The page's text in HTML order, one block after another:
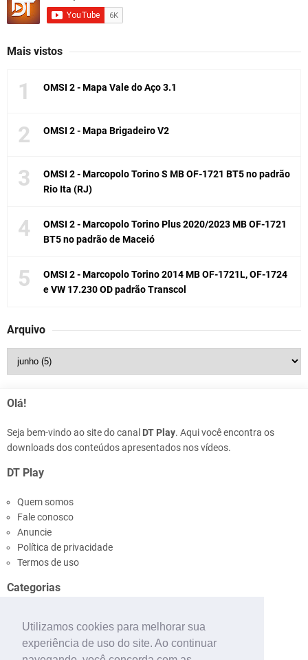
Utilizamos cookies para melhorar sua
experiência de uso do site. Ao continuar
Mais vistos
OMSI 2 - Mapa Vale do Aço 3.1
OMSI 2 - Mapa Brigadeiro V2
OMSI 2 - Marcopolo Torino S MB OF-1721 BT5 no padrão
Rio Ita (RJ)
OMSI 2 - Marcopolo Torino Plus 2020/2023 MB OF-1721
BT5 no padrão de Maceió
OMSI 2 - Marcopolo Torino 2014 MB OF-1721L, OF-1724
e VW 17.230 OD padrão Transcol
Arquivo
Olá!
Seja bem-vindo ao site do canal DT Play. Aqui você encontra os
downloads dos conteúdos apresentados nos vídeos.
DT Play
Quem somos
Fale conosco
Anuncie
Política de privacidade
Termos de uso
Categorias
Pinturas
Mapas